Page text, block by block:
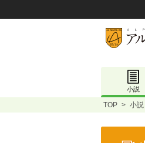
小説
TOP > 小説